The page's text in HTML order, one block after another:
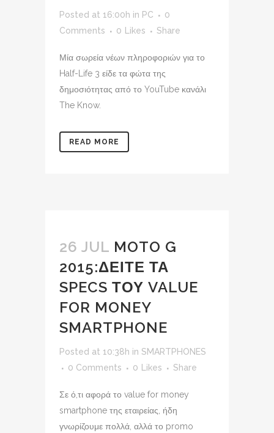
Posted at 16:00h in PC
0
Comments
0 Likes Share
Μία σωρεία νέων πληροφοριών για το
Half-Life 3 είδε τα φώτα της
δημοσιότητας από το YouTube κανάλι
The Know.
READ MORE
26 JUL MOTO G
2015:ΔΕΙΤΕ ΤΑ
SPECS ΤΟΥ VALUE
FOR MONEY
SMARTPHONE
Posted at 10:38h in SMARTPHONES
0 Comments
0 Likes Share
Σε ό,τι αφορά το value for money
smartphone της εταιρείας, ήδη
γνωρίζουμε πολλά, αλλά το promo